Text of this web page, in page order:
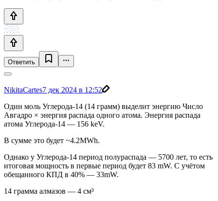
Ответить
NikitaCartes7 дек 2024 в 12:52
Один моль Углерода-14 (14 грамм) выделит энергию Число
Авгадро × энергия распада одного атома. Энергия распада
атома Углерода-14 — 156 keV.
В сумме это будет ~4.2MWh.
Однако у Углерода-14 период полураспада — 5700 лет, то есть
итоговая мощность в первые период будет 83 mW. С учётом
обещанного КПД в 40% — 33mW.
14 грамма алмазов — 4 см³